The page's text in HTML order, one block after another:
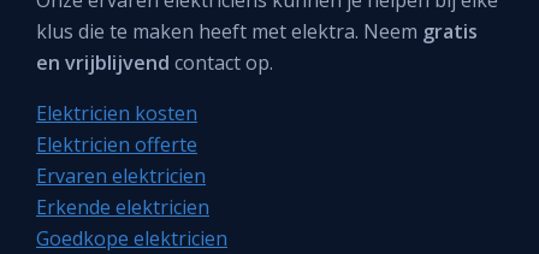
klus die te maken heeft met elektra. Neem gratis
en vrijblijvend contact op.
Elektricien kosten
Elektricien offerte
Ervaren elektricien
Erkende elektricien
Goedkope elektricien